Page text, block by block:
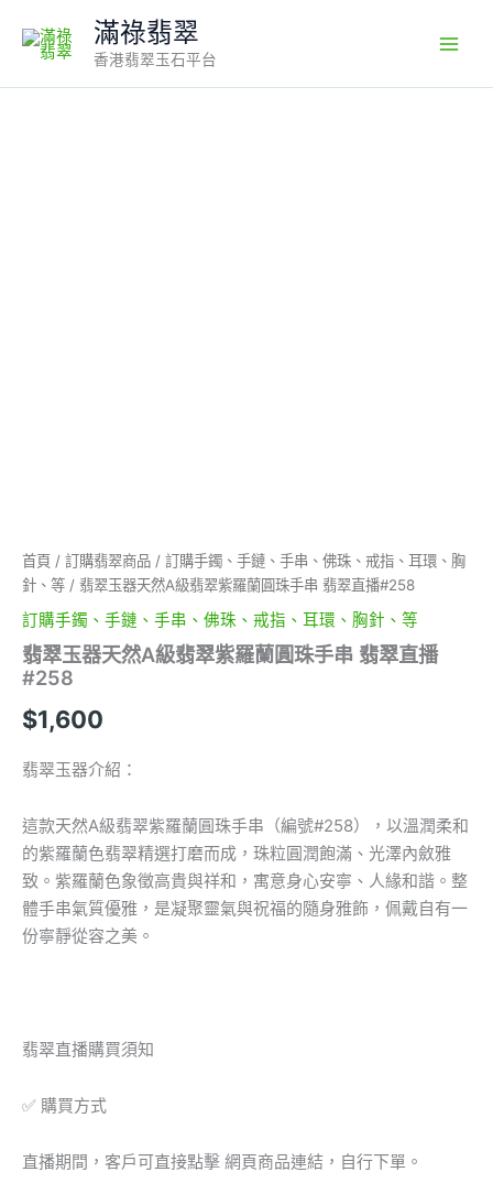
content
滿祿翡翠
香港翡翠玉石平台
首頁 / 訂購翡翠商品 / 訂購手鐲、手鏈、手串、佛珠、戒指、耳環、胸
針、等 / 翡翠玉器天然A級翡翠紫羅蘭圓珠手串 翡翠直播#258
訂購手鐲、手鏈、手串、佛珠、戒指、耳環、胸針、等
翡翠玉器天然A級翡翠紫羅蘭圓珠手串 翡翠直播
#258
$1,600
翡翠玉器介紹：
這款天然A級翡翠紫羅蘭圓珠手串（編號#258），以溫潤柔和
的紫羅蘭色翡翠精選打磨而成，珠粒圓潤飽滿、光澤內斂雅
致。紫羅蘭色象徵高貴與祥和，寓意身心安寧、人緣和諧。整
體手串氣質優雅，是凝聚靈氣與祝福的隨身雅飾，佩戴自有一
份寧靜從容之美。
翡翠直播購買須知
✅ 購買方式
直播期間，客戶可直接點擊 網頁商品連結，自行下單。
播
#258
數